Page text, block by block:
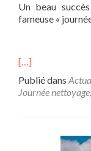
Un beau
fameuse «
[…]
Publié dans
Journée nettoyage,